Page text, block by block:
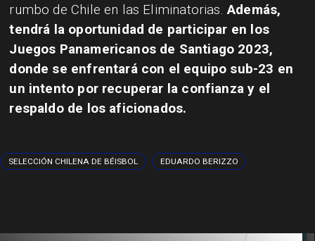
rumbo de Chile en las Eliminatorias.Además,
tendrá la oportunidad de participar en los
Juegos Panamericanos de Santiago 2023,
donde se enfrentará con el equipo sub-23 en
un intento por recuperar la confianza y el
respaldo de los aficionados.
SELECCIÓN CHILENA DE BÉISBOL EDUARDO BERIZZO